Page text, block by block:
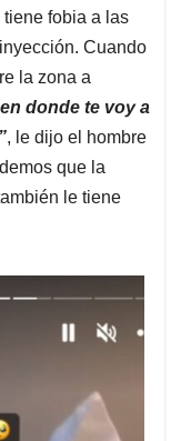
fobia a las
Cuando
la zona a
donde te voy a
, le dijo el hombre
que la
le tiene